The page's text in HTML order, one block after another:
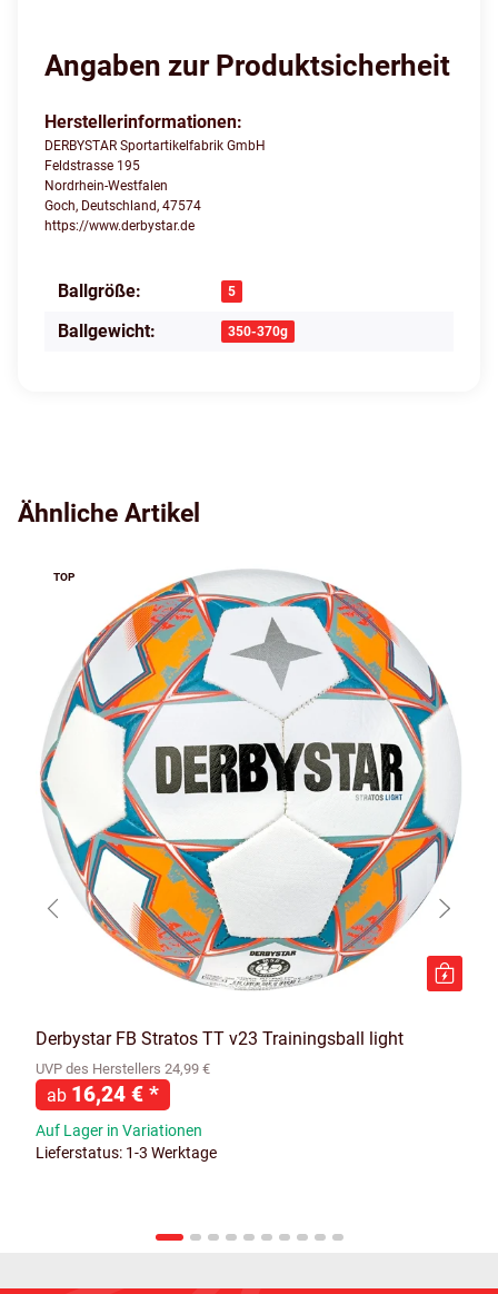
Angaben zur Produktsicherheit
Herstellerinformationen:
DERBYSTAR Sportartikelfabrik GmbH
Feldstrasse 195
Nordrhein-Westfalen
Goch, Deutschland, 47574
https://www.derbystar.de
Produkteigenschaft
Wert
Ballgröße: 5
Ballgewicht: 350-370g
Ähnliche Artikel
TOP
Derbystar FB Stratos TT v23 Trainingsball light
UVP des Herstellers 24,99 €
ab 16,24 € *
Auf Lager in Variationen
Lieferstatus: 1-3 Werktage